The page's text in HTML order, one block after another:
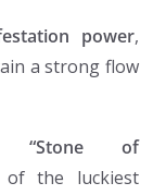
power,
a strong flow
“Stone of
the luckiest